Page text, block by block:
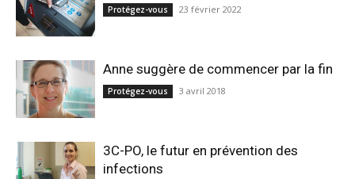
Protégez-vous 23 février 2022
Anne suggère de commencer par la fin
Protégez-vous 3 avril 2018
3C-PO, le futur en prévention des
infections